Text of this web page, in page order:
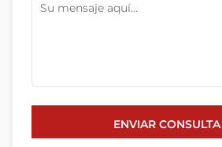
ENVIAR CONSULTA